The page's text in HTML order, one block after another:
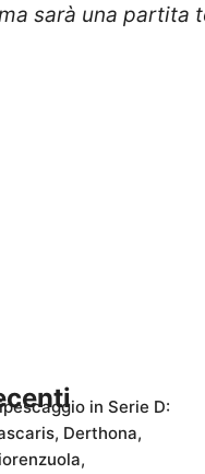
sarà una partita
in Serie D:
Derthona,